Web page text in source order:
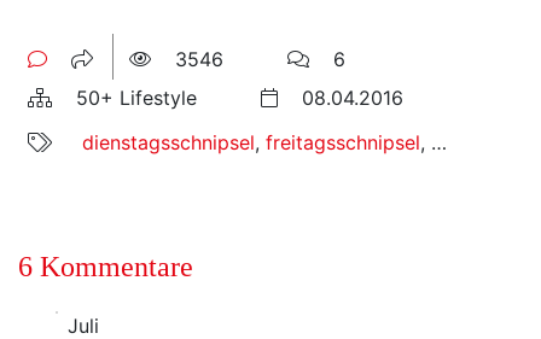
3546
6
50+ Lifestyle
08.04.2016
dienstagsschnipsel, freitagsschnipsel,
6 Kommentare
Juli